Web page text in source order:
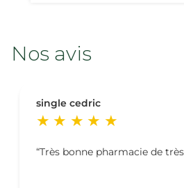
Nos avis
single cedric
Très bonne pharmacie de